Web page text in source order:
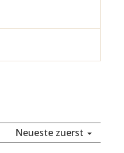
Neueste zuerst